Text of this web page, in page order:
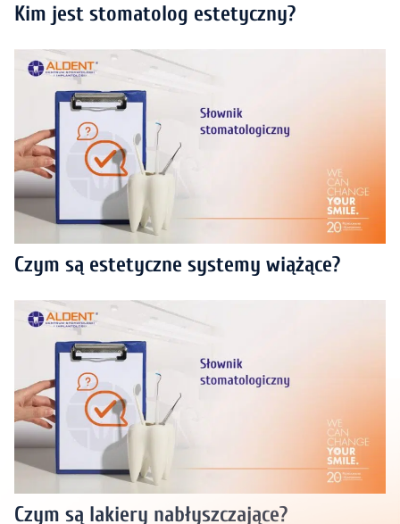
Kim jest stomatolog estetyczny?
Czym są estetyczne systemy wiążące?
Czym są lakiery nabłyszczające?